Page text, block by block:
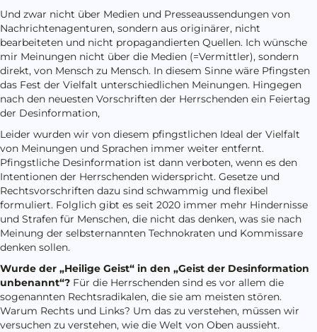
Und zwar nicht über Medien und Presseaussendungen von
Nachrichtenagenturen, sondern aus originärer, nicht
bearbeiteten und nicht propagandierten Quellen. Ich wünsche
mir Meinungen nicht über die Medien (=Vermittler), sondern
direkt, von Mensch zu Mensch. In diesem Sinne wäre Pfingsten
das Fest der Vielfalt unterschiedlichen Meinungen. Hingegen
nach den neuesten Vorschriften der Herrschenden ein Feiertag
der Desinformation,
Leider wurden wir von diesem pfingstlichen Ideal der Vielfalt
von Meinungen und Sprachen immer weiter entfernt.
Pfingstliche Desinformation ist dann verboten, wenn es den
Intentionen der Herrschenden widerspricht. Gesetze und
Rechtsvorschriften dazu sind schwammig und flexibel
formuliert. Folglich gibt es seit 2020 immer mehr Hindernisse
und Strafen für Menschen, die nicht das denken, was sie nach
Meinung der selbsternannten Technokraten und Kommissare
denken sollen.
Wurde der „Heilige Geist“ in den „Geist der Desinformation
unbenannt“? Für die Herrschenden sind es vor allem die
sogenannten Rechtsradikalen, die sie am meisten stören.
Warum Rechts und Links? Um das zu verstehen, müssen wir
versuchen zu verstehen, wie die Welt von Oben aussieht.